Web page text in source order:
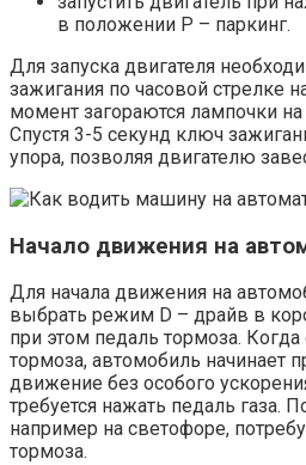
в положении Р – паркинг.
Для запуска двигателя
зажигания по часовой стрелке
момент загораются лампочки
Спустя 3-5 секунд ключ
упора, позволяя двигателю
Начало движения на
Для начала движения на
выбрать режим D – драйв в
при этом педаль тормоза. Когда
тормоза, автомобиль начинает
движение без особого
требуется нажать педаль газа.
например на светофоре,
тормоза.